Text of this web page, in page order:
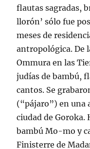
flautas sagradas,
llorón’ sólo fue
meses de
antropológica. De
Ommura en las
judías de bambú,
cantos. Se
(“pájaro”) en una
ciudad de Goroka.
bambú Mo-mo y
Finisterre de